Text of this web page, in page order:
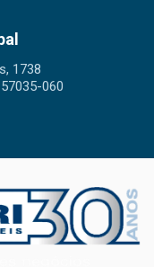
1738
060